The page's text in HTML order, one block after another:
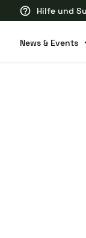
Hilfe und
News & Events